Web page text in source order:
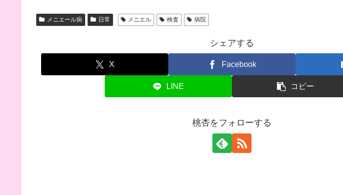
メニエール病 日常 メニエル 検査 病院
シェアする
X Facebook
LINE コピー
桃杏をフォローする